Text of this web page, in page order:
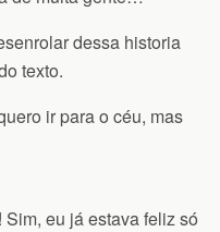
dessa historia
texto.
ir para o céu, mas
eu já estava feliz só